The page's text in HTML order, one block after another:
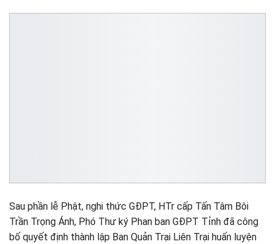
Sau phần lễ Phật, nghi thức GĐPT, HTr cấp Tấn Tâm Bôi
Trần Trọng Ánh, Phó Thư ký Phan ban GĐPT Tỉnh đã công
bố quyết định thành lập Ban Quản Trại Liên Trại huấn luyện